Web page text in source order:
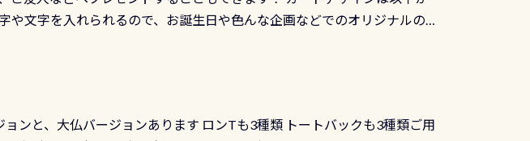
や文字を入れられるので、お誕生日や色んな企画などでのオリジナルの
ンと、大仏バージョンあります ロンTも3種類 トートバックも3種類ご用